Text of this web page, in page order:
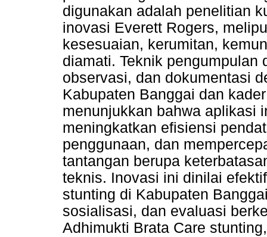
digunakan adalah penelitian
inovasi Everett Rogers,
kesesuaian, kerumitan,
diamati. Teknik pengumpulan
observasi, dan dokumentasi
Kabupaten Banggai dan
menunjukkan bahwa aplikasi
meningkatkan efisiensi
penggunaan, dan
tantangan berupa
teknis. Inovasi ini dinilai
stunting di Kabupaten
sosialisasi, dan evaluasi
Adhimukti Brata Care